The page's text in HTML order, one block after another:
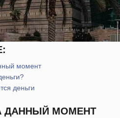
момент
деньги
ДАННЫЙ МОМЕНТ